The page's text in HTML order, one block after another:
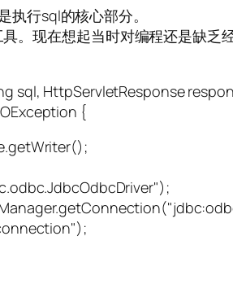
执行sql的核心部分。
。现在想起当时对编程还是缺
sql, HttpServletResponse
{